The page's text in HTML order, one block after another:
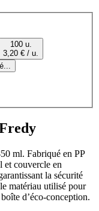
100 u.
3,20 € / u.
ml. Fabriqué en PP
et couvercle en
la sécurité
matériau utilisé pour
d’éco-conception.